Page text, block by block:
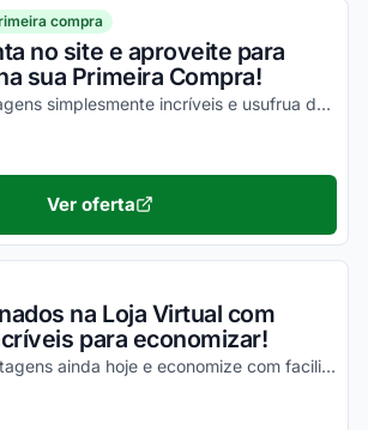
compra
no site e aproveite para
sua Primeira Compra!
Desfrute de vantagens simplesmente incríveis e usufrua de todos os seus descontos!
funcionou
Ver oferta
na Loja Virtual com
para economizar!
Garanta suas vantagens ainda hoje e economize com facilidade em todas as suas compras!
funcionou